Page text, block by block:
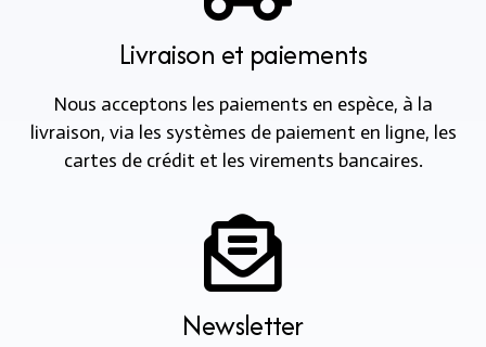
Livraison et paiements
Nous acceptons les paiements en espèce, à la
livraison, via les systèmes de paiement en ligne, les
cartes de crédit et les virements bancaires.
Newsletter